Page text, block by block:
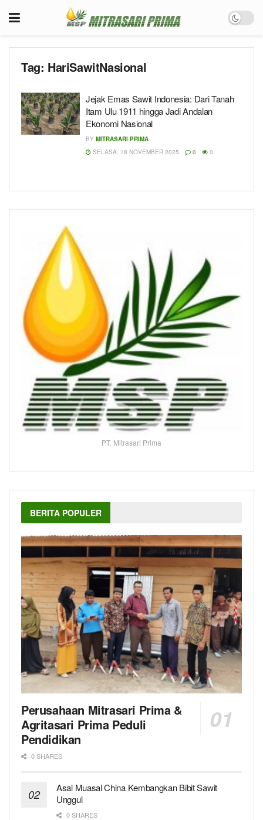
Tag: HariSawitNasional
Jejak Emas Sawit Indonesia: Dari Tanah
Itam Ulu 1911 hingga Jadi Andalan
Ekonomi Nasional
BY MITRASARI PRIMA
SELASA, 18 NOVEMBER 2025
0 0
PT. Mitrasari Prima
BERITA POPULER
Perusahaan Mitrasari Prima &
Agritasari Prima Peduli
Pendidikan
0 SHARES
Asal Muasal China Kembangkan Bibit Sawit
Unggul
0 SHARES